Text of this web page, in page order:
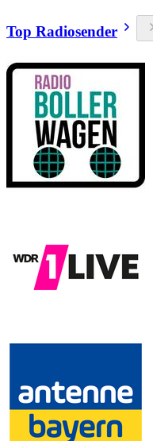
Top Radiosender